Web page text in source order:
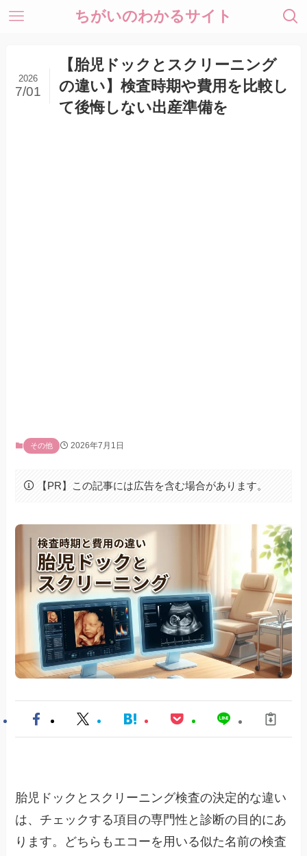
ちがいのわかるサイト
【胎児ドックとスクリーニング
の違い】検査時期や費用を比較し
て後悔しない出産準備を
2026
7/01
その他 2026年7月1日
【PR】この記事には広告を含む場合があります。
胎児ドックとスクリーニング検査の決定的な違い
は、チェックする項目の専門性と診断の目的にあ
ります。どちらもエコーを用いる似た名前の検査